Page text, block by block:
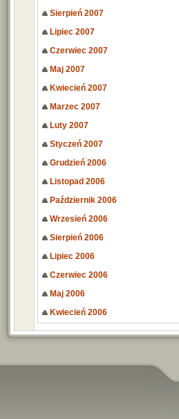
Sierpień 2007
Lipiec 2007
Czerwiec 2007
Maj 2007
Kwiecień 2007
Marzec 2007
Luty 2007
Styczeń 2007
Grudzień 2006
Listopad 2006
Październik 2006
Wrzesień 2006
Sierpień 2006
Lipiec 2006
Czerwiec 2006
Maj 2006
Kwiecień 2006